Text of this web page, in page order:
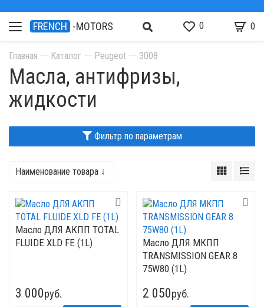
FRENCH -MOTORS 0 0
Главная Каталог Peugeot 3008
Масла, антифризы,
жидкости
Фильтр по параметрам
Наименование товара ↓
Mасло ДЛЯ АКПП TOTAL
FLUIDE XLD FE (1L)
3 000руб.
Mасло ДЛЯ МКПП
TRANSMISSION GEAR 8
75W80 (1L)
2 050руб.